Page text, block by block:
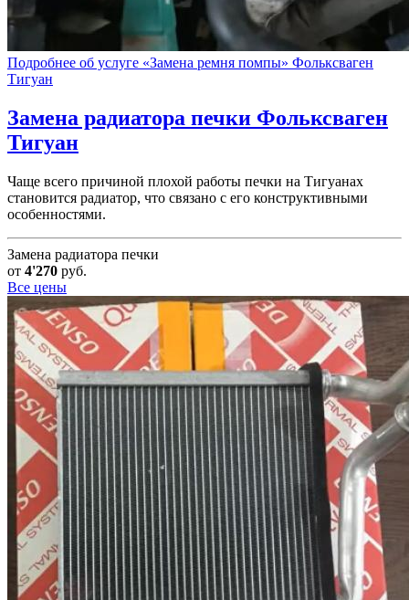
Подробнее об услуге «Замена ремня помпы» Фольксваген
Тигуан
Замена радиатора печки Фольксваген
Тигуан
Чаще всего причиной плохой работы печки на Тигуанах
становится радиатор, что связано с его конструктивными
особенностями.
Замена радиатора печки
от 4'270 руб.
Все цены